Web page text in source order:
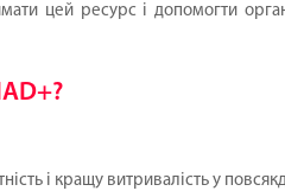
цей ресурс і допомогти
і кращу витривалість у